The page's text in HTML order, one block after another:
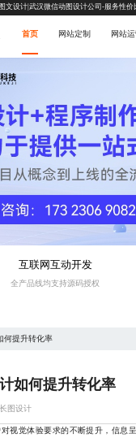
文设计|武汉微信动图设计公司-服务性价
首页 网站定制 网站
互联网互动开发
全产品线均支持源码授权
何提升转化率
如何提升转化率
图设计
觉体验要求的不断提升，信息